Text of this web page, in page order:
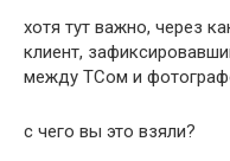
хотя тут важно, через
клиент,
между ТСом и
с чего вы это взяли?